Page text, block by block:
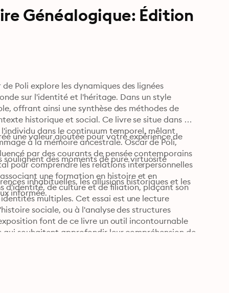
Généalogique: Édition
Poli explore les dynamiques des lignées
sur l'identité et l'héritage. Dans un style
offrant ainsi une synthèse des méthodes de
historique et social. Ce livre se situe dans
dans le continuum temporel, mêlant
à la mémoire ancestrale. Oscar de Poli,
par des courants de pensée contemporains
pour comprendre les relations interpersonnelles
une formation en histoire et en
d'identité, de culture et de filiation, plaçant son
multiples. Cet essai est une lecture
sociale, ou à l'analyse des structures
font de ce livre un outil incontournable
souhaitent approfondir leur compréhension de
une valeur ajoutée pour votre expérience de
soulignent des moments de pure virtuosité
inhabituelles, les allusions historiques et les
informée.